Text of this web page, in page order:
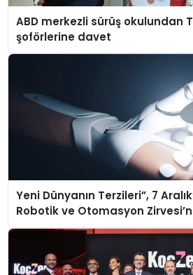
ABD merkezli sürüş okulundan
şoförlerine davet
Yeni Dünyanın Terzileri”, 7
Robotik ve Otomasyon
araya geliyor